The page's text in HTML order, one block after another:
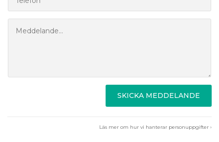
SKICKA MEDDELANDE
Läs mer om hur vi hanterar personuppgifter ›